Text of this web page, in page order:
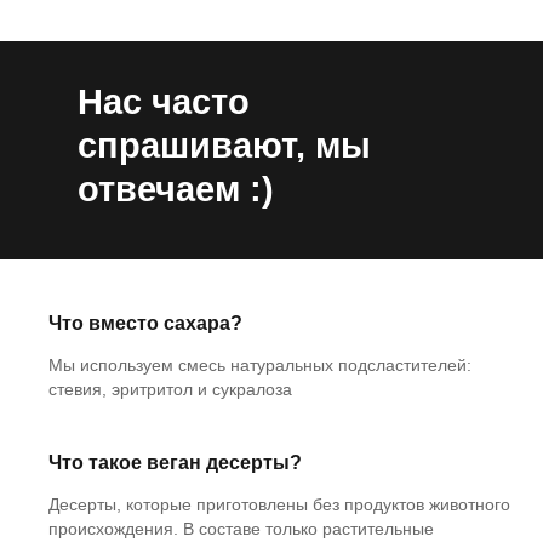
Нас часто
спрашивают, мы
отвечаем :)
Что вместо сахара?
Мы используем смесь натуральных подсластителей:
стевия, эритритол и сукралоза
Что такое веган десерты?
Десерты, которые приготовлены без продуктов животного
происхождения. В составе только растительные